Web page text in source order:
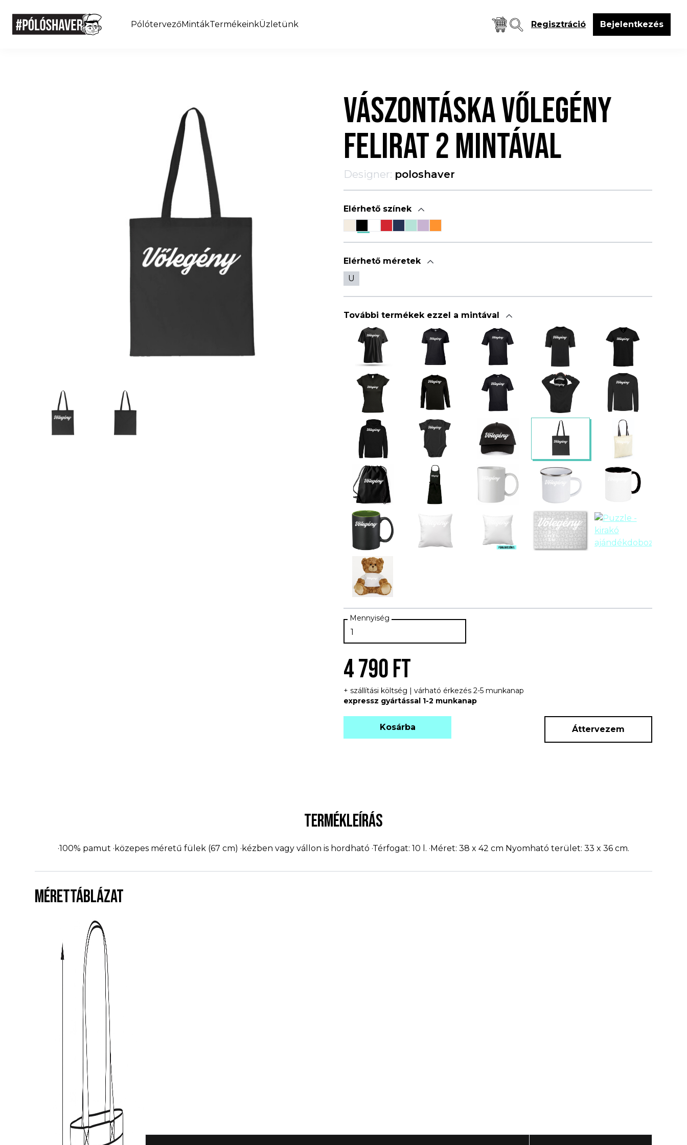
PólótervezőMintákTermékeinkÜzletünk Regisztráció Bejelentkezés
VÁSZONTÁSKA VŐLEGÉNY
FELIRAT 2 MINTÁVAL
Designer: poloshaver
Elérhető színek
Elérhető méretek
U
További termékek ezzel a mintával
4 790 FT
+ szállítási költség | várható érkezés 2-5 munkanap
expressz gyártással 1-2 munkanap
Kosárba Áttervezem
TERMÉKLEÍRÁS
·100% pamut ·közepes méretű fülek (67 cm) ·kézben vagy vállon is hordható ·Térfogat: 10 l. ·Méret: 38 x 42 cm Nyomható terület: 33 x 36 cm.
MÉRETTÁBLÁZAT